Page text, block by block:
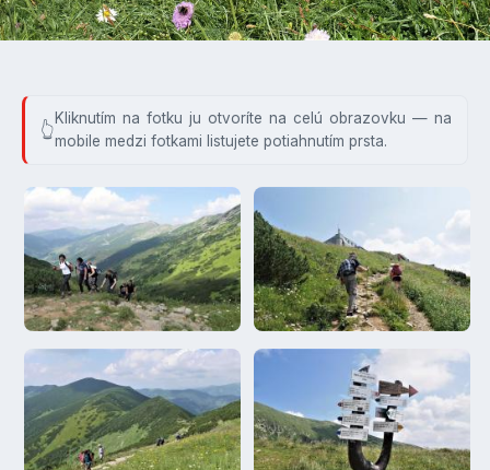
Kliknutím na fotku ju otvoríte na celú obrazovku — na
mobile medzi fotkami listujete potiahnutím prsta.